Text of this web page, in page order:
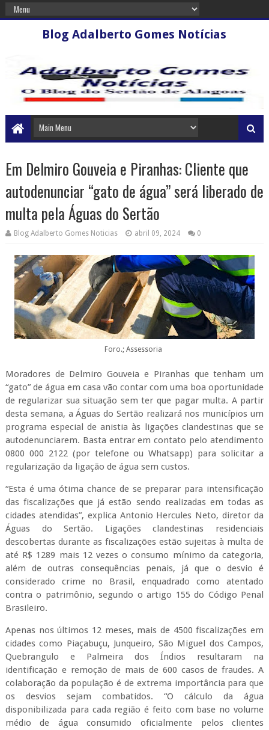
Blog Adalberto Gomes Notícias
Em Delmiro Gouveia e Piranhas: Cliente que
autodenunciar “gato de água” será liberado de
multa pela Águas do Sertão
Blog Adalberto Gomes Noticias abril 09, 2024 0
Foro.; Assessoria
Moradores de Delmiro Gouveia e Piranhas que tenham um
“gato” de água em casa vão contar com uma boa oportunidade
de regularizar sua situação sem ter que pagar multa. A partir
desta semana, a Águas do Sertão realizará nos municípios um
programa especial de anistia às ligações clandestinas que se
autodenunciarem. Basta entrar em contato pelo atendimento
0800 000 2122 (por telefone ou Whatsapp) para solicitar a
regularização da ligação de água sem custos.
“Esta é uma ótima chance de se preparar para intensificação
das fiscalizações que já estão sendo realizadas em todas as
cidades atendidas”, explica Antonio Hercules Neto, diretor da
Águas do Sertão. Ligações clandestinas residenciais
descobertas durante as fiscalizações estão sujeitas à multa de
até R$ 1289 mais 12 vezes o consumo mínimo da categoria,
além de outras consequências penais, já que o desvio é
considerado crime no Brasil, enquadrado como atentado
contra o patrimônio, segundo o artigo 155 do Código Penal
Brasileiro.
Apenas nos últimos 12 meses, mais de 4500 fiscalizações em
cidades como Piaçabuçu, Junqueiro, São Miguel dos Campos,
Quebrangulo e Palmeira dos Índios resultaram na
identificação e remoção de mais de 600 casos de fraudes. A
colaboração da população é de extrema importância para que
os desvios sejam combatidos. “O cálculo da água
disponibilizada para cada região é feito com base no volume
médio de água consumido oficialmente pelos clientes